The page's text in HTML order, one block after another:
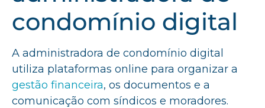
condomínio digital
A administradora de condomínio digital
utiliza plataformas online para organizar a
gestão financeira, os documentos e a
comunicação com síndicos e moradores.